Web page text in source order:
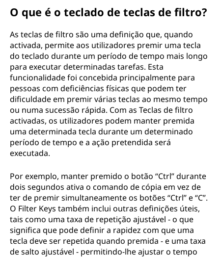
O que é o teclado de teclas de filtro?
As teclas de filtro são uma definição que, quando
activada, permite aos utilizadores premir uma tecla
do teclado durante um período de tempo mais longo
para executar determinadas tarefas. Esta
funcionalidade foi concebida principalmente para
pessoas com deficiências físicas que podem ter
dificuldade em premir várias teclas ao mesmo tempo
ou numa sucessão rápida. Com as Teclas de filtro
activadas, os utilizadores podem manter premida
uma determinada tecla durante um determinado
período de tempo e a ação pretendida será
executada.
Por exemplo, manter premido o botão “Ctrl” durante
dois segundos ativa o comando de cópia em vez de
ter de premir simultaneamente os botões “Ctrl” e “C”.
O Filter Keys também inclui outras definições úteis,
tais como uma taxa de repetição ajustável - o que
significa que pode definir a rapidez com que uma
tecla deve ser repetida quando premida - e uma taxa
de salto ajustável - permitindo-lhe ajustar o tempo